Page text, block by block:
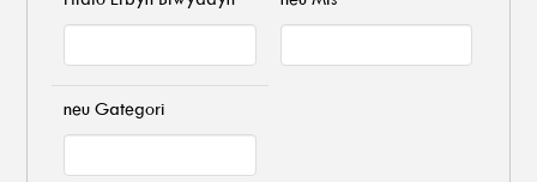
neu Gategori